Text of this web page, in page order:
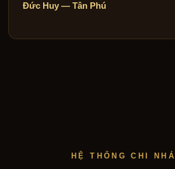
Đức Huy — Tân Phú
HỆ THỐNG CHI